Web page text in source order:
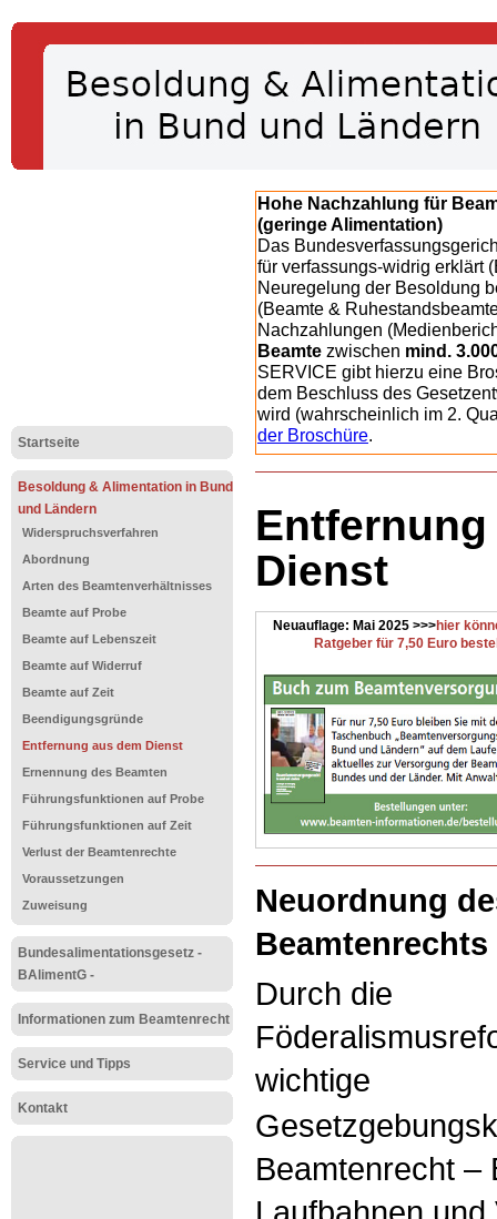
Startseite
Besoldung & Alimentation in Bund
und Ländern
Widerspruchsverfahren
Abordnung
Arten des Beamtenverhältnisses
Beamte auf Probe
Beamte auf Lebenszeit
Beamte auf Widerruf
Beamte auf Zeit
Beendigungsgründe
Entfernung aus dem Dienst
Ernennung des Beamten
Führungsfunktionen auf Probe
Führungsfunktionen auf Zeit
Verlust der Beamtenrechte
Voraussetzungen
Zuweisung
Bundesalimentationsgesetz -
BAlimentG -
Informationen zum Beamtenrecht
Service und Tipps
Kontakt
Hohe Nachzahlung für
(geringe Alimentation)
Das
für verfassungs-widrig erklärt
Neuregelung der Besoldung
(Beamte &
Nachzahlungen
Beamte zwischen mind.
SERVICE gibt hierzu eine
dem Beschluss des
wird (wahrscheinlich im 2.
der Broschüre.
Dienst
Neuauflage: Mai 2025 >>>hier
Ratgeber für 7,50 Euro
Neuordnung
Beamtenrechts
Durch die
wichtige
Beamtenrecht –